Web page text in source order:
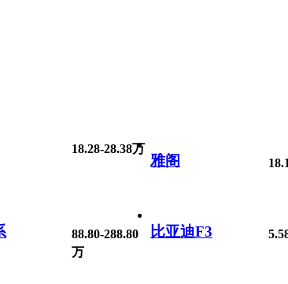
18.28-28.38万
雅阁
88.80-288.80
万
比亚迪F3